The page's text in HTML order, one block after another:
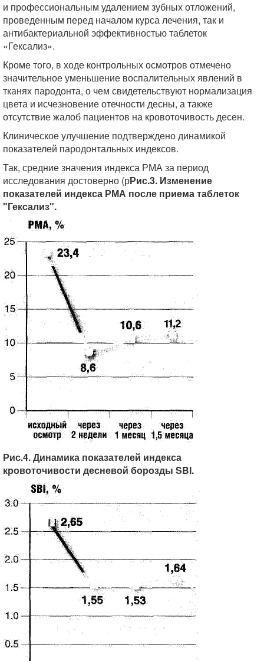
и профессиональным удалением зубных отложений,
проведенным перед началом курса лечения, так и
антибактериальной эффективностью таблеток
«Гексализ».
Кроме того, в ходе контрольных осмотров отмечено
значительное уменьшение воспалительных явлений в
тканях пародонта, о чем свидетельствуют нормализация
цвета и исчезновение отечности десны, а также
отсутствие жалоб пациентов на кровоточивость десен.
Клиническое улучшение подтверждено динамикой
показателей пародонтальных индексов.
Так, средние значения индекса РМА за период
исследования достоверно (рРис.3. Изменение
показателей индекса РМА после приема таблеток
"Гексализ".
Рис.4. Динамика показателей индекса
кровоточивости десневой борозды SBI.